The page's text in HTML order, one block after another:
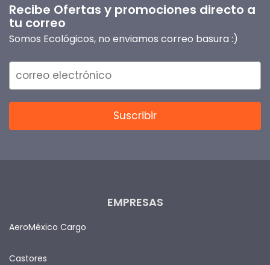
Recibe Ofertas y promociones directo a
tu correo
Somos Ecológicos, no enviamos correo basura :)
EMPRESAS
AeroMéxico Cargo
Castores